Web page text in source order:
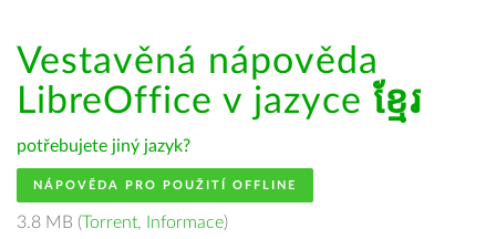
Vestavěná nápověda
LibreOffice v jazyce ខ្មែរ
potřebujete jiný jazyk?
NÁPOVĚDA PRO POUŽITÍ OFFLINE
3.8 MB (Torrent, Informace)